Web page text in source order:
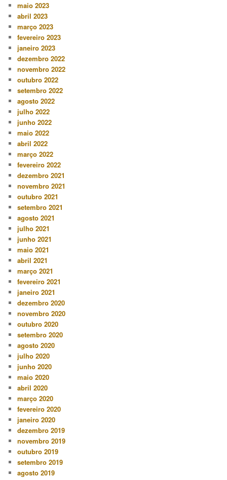
maio 2023
abril 2023
março 2023
fevereiro 2023
janeiro 2023
dezembro 2022
novembro 2022
outubro 2022
setembro 2022
agosto 2022
julho 2022
junho 2022
maio 2022
abril 2022
março 2022
fevereiro 2022
dezembro 2021
novembro 2021
outubro 2021
setembro 2021
agosto 2021
julho 2021
junho 2021
maio 2021
abril 2021
março 2021
fevereiro 2021
janeiro 2021
dezembro 2020
novembro 2020
outubro 2020
setembro 2020
agosto 2020
julho 2020
junho 2020
maio 2020
abril 2020
março 2020
fevereiro 2020
janeiro 2020
dezembro 2019
novembro 2019
outubro 2019
setembro 2019
agosto 2019